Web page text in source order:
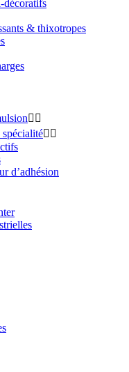
décoratifs
& thixotropes
 
 
d’adhésion